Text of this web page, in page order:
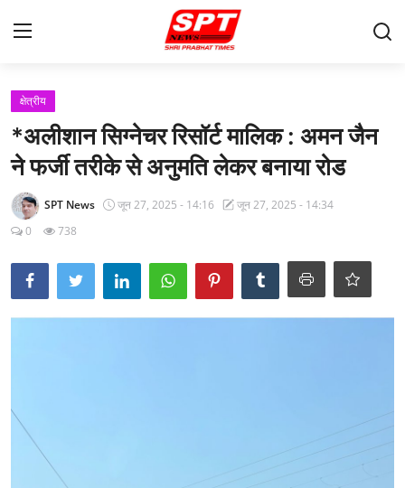
मुखपृष्ठ
Contact
About-Us
क्षेत्रीय
मध्यप्रदेश
शिक्षा जगत
क्षेत्रीय
*अलीशान सिग्नेचर रिसॉर्ट मालिक : अमन जैन
ने फर्जी तरीके से अनुमति लेकर बनाया रोड
SPT News जून 27, 2025 - 14:16
जून 27, 2025 - 14:34
0
738